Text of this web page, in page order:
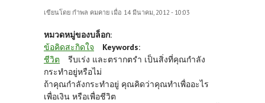
เขียนโดย กำพล คมคาย เมื่อ 14 มีนาคม, 2012 - 10:03
หมวดหมู่ของบล็อก:
ข้อคิดสะกิดใจ
Keywords:
ชีวิต
รีบเร่ง และตรากตรำ เป็นสิ่งที่คุณกำลัง
กระทำอยู่หรือไม่
ถ้าคุณกำลังกระทำอยู่ คุณคิดว่าคุณทำเพื่ออะไร
เพื่อเงิน หรือเพื่อชีวิต